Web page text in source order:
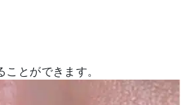
とができます。